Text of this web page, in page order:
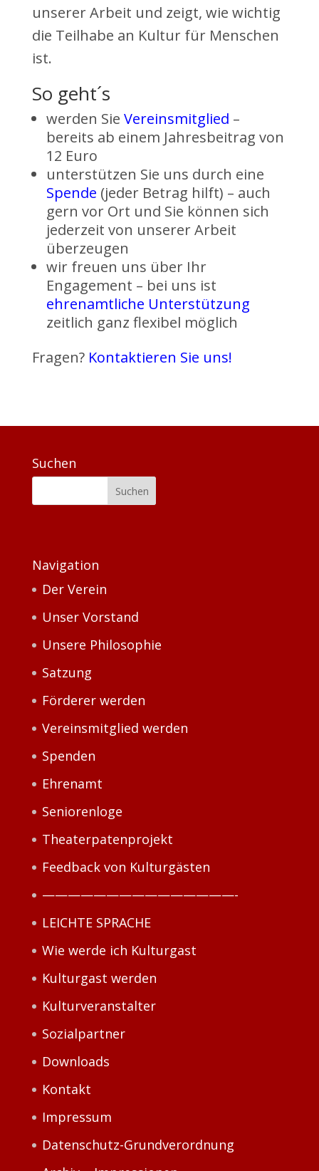
unserer Arbeit und zeigt, wie wichtig
die Teilhabe an Kultur für Menschen
ist.
So geht´s
werden Sie Vereinsmitglied –
bereits ab einem Jahresbeitrag von
12 Euro
unterstützen Sie uns durch eine
Spende (jeder Betrag hilft) – auch
gern vor Ort und Sie können sich
jederzeit von unserer Arbeit
überzeugen
wir freuen uns über Ihr
Engagement – bei uns ist
ehrenamtliche Unterstützung
zeitlich ganz flexibel möglich
Fragen? Kontaktieren Sie uns!
Suchen
Navigation
Der Verein
Unser Vorstand
Unsere Philosophie
Satzung
Förderer werden
Vereinsmitglied werden
Spenden
Ehrenamt
Seniorenloge
Theaterpatenprojekt
Feedback von Kulturgästen
———————————————-
LEICHTE SPRACHE
Wie werde ich Kulturgast
Kulturgast werden
Kulturveranstalter
Sozialpartner
Downloads
Kontakt
Impressum
Datenschutz-Grundverordnung